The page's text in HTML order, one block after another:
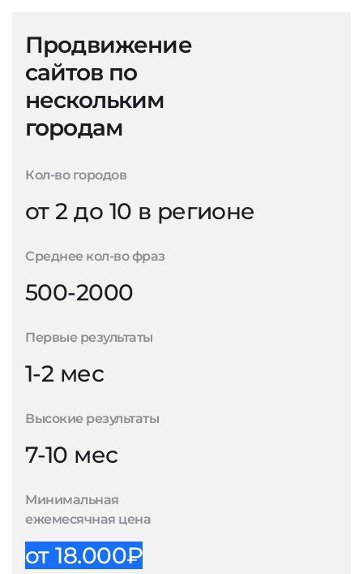
Продвижение
сайтов по
нескольким
городам
Кол-во городов
от 2 до 10 в регионе
Среднее кол-во фраз
500-2000
Первые результаты
1-2 мес
Высокие результаты
7-10 мес
Минимальная
ежемесячная цена
от 18.000₽